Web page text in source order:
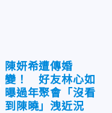
陳妍希遭傳婚
變！ 好友林心如
曝過年聚會「沒看
到陳曉」洩近況